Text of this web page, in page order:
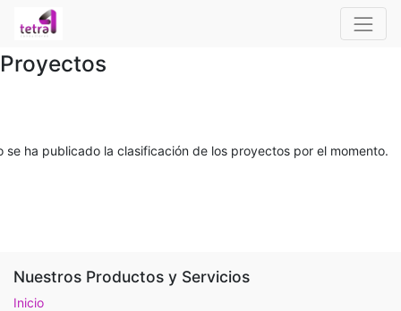
Proyectos
se ha publicado la clasificación de los proyectos por el momento.
Nuestros Productos y Servicios
Inicio